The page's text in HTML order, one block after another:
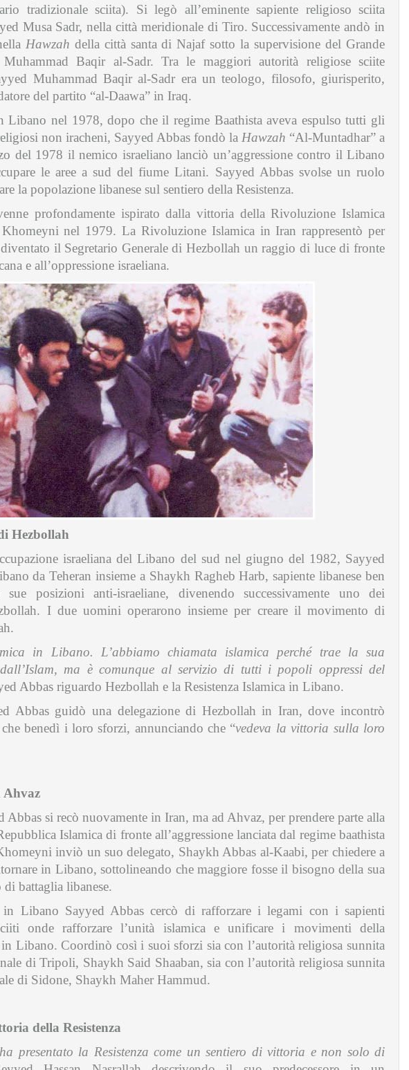
tradizionale sciita). Si legò all’eminente sapiente religioso sciita
Musa Sadr, nella città meridionale di Tiro. Successivamente andò in
Hawzah della città santa di Najaf sotto la supervisione del Grande
Muhammad Baqir al-Sadr. Tra le maggiori autorità religiose sciite
Muhammad Baqir al-Sadr era un teologo, filosofo, giurisperito,
del partito “al-Daawa” in Iraq.
Libano nel 1978, dopo che il regime Baathista aveva espulso tutti gli
non iracheni, Sayyed Abbas fondò la Hawzah “Al-Muntadhar” a
del 1978 il nemico israeliano lanciò un’aggressione contro il Libano
le aree a sud del fiume Litani. Sayyed Abbas svolse un ruolo
la popolazione libanese sul sentiero della Resistenza.
profondamente ispirato dalla vittoria della Rivoluzione Islamica
Khomeyni nel 1979. La Rivoluzione Islamica in Iran rappresentò per
il Segretario Generale di Hezbollah un raggio di luce di fronte
e all’oppressione israeliana.
Hezbollah
israeliana del Libano del sud nel giugno del 1982, Sayyed
da Teheran insieme a Shaykh Ragheb Harb, sapiente libanese ben
posizioni anti-israeliane, divenendo successivamente uno dei
I due uomini operarono insieme per creare il movimento di
in Libano. L’abbiamo chiamata islamica perché trae la sua
ma è comunque al servizio di tutti i popoli oppressi del
Abbas riguardo Hezbollah e la Resistenza Islamica in Libano.
Abbas guidò una delegazione di Hezbollah in Iran, dove incontrò
benedì i loro sforzi, annunciando che “vedeva la vittoria sulla loro
Ahvaz
Abbas si recò nuovamente in Iran, ma ad Ahvaz, per prendere parte alla
Islamica di fronte all’aggressione lanciata dal regime baathista
inviò un suo delegato, Shaykh Abbas al-Kaabi, per chiedere a
in Libano, sottolineando che maggiore fosse il bisogno della sua
di battaglia libanese.
Libano Sayyed Abbas cercò di rafforzare i legami con i sapienti
onde rafforzare l’unità islamica e unificare i movimenti della
in Libano. Coordinò così i suoi sforzi sia con l’autorità religiosa sunnita
di Tripoli, Shaykh Said Shaaban, sia con l’autorità religiosa sunnita
di Sidone, Shaykh Maher Hammud.
della Resistenza
presentato la Resistenza come un sentiero di vittoria e non solo di